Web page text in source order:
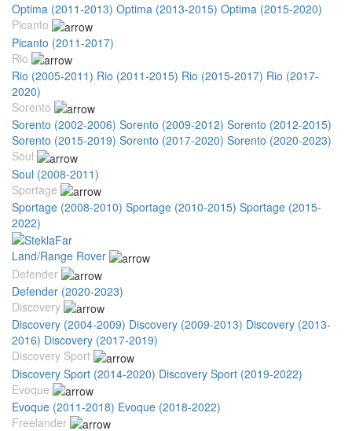
Optima (2011-2013) Optima (2013-2015) Optima (2015-2020)
Picanto
Picanto (2011-2017)
Rio
Rio (2005-2011) Rio (2011-2015) Rio (2015-2017) Rio (2017-
2020)
Sorento
Sorento (2002-2006) Sorento (2009-2012) Sorento (2012-2015)
Sorento (2015-2019) Sorento (2017-2020) Sorento (2020-2023)
Soul
Soul (2008-2011)
Sportage
Sportage (2008-2010) Sportage (2010-2015) Sportage (2015-
2022)
Land/Range Rover
Defender
Defender (2020-2023)
Discovery
Discovery (2004-2009) Discovery (2009-2013) Discovery (2013-
2016) Discovery (2017-2019)
Discovery Sport
Discovery Sport (2014-2020) Discovery Sport (2019-2022)
Evoque
Evoque (2011-2018) Evoque (2018-2022)
Freelander